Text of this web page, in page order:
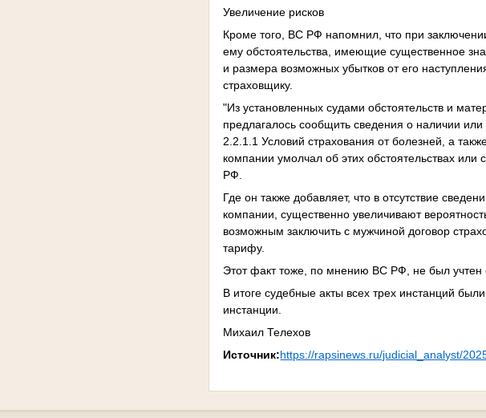
Увеличение рисков
Кроме того, ВС РФ напомнил, что при
ему обстоятельства, имеющие существенное
и размера возможных убытков от его
страховщику.
"Из установленных судами обстоятельств и
предлагалось сообщить сведения о наличии или
2.2.1.1 Условий страхования от болезней, а
компании умолчал об этих обстоятельствах
РФ.
Где он также добавляет, что в отсутствие
компании, существенно увеличивают
возможным заключить с мужчиной договор
тарифу.
Этот факт тоже, по мнению ВС РФ, не был учтен
В итоге судебные акты всех трех инстанций
инстанции.
Михаил Телехов
Источник:https://rapsinews.ru/judicial_analyst/